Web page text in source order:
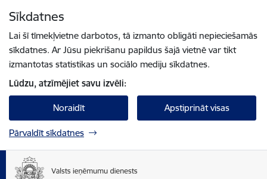
Sīkdatnes
Lai šī tīmekļvietne darbotos, tā izmanto obligāti nepieciešamās
sīkdatnes. Ar Jūsu piekrišanu papildus šajā vietnē var tikt
izmantotas statistikas un sociālo mediju sīkdatnes.
Lūdzu, atzīmējiet savu izvēli:
Noraidīt Apstiprināt visas
Pārvaldīt sīkdatnes